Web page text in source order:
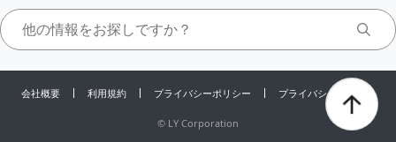
会社概要 利用規約 プライバシーポリシー プライバシーセンター
© LY Corporation